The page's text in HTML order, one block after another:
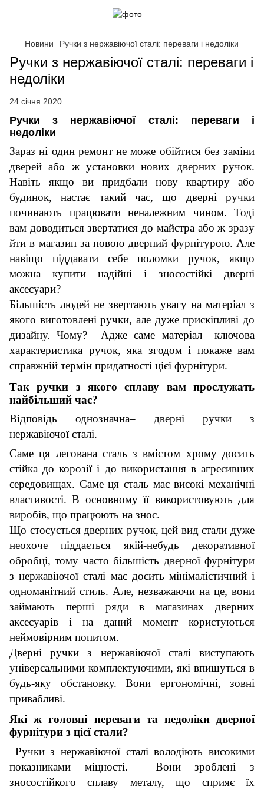
Новини Ручки з нержавіючої сталі: переваги і недоліки
Ручки з нержавіючої сталі: переваги і
недоліки
24 січня 2020
Ручки з нержавіючої сталі: переваги і
недоліки
Зараз ні один ремонт не може обійтися без заміни
дверей або ж установки нових дверних ручок.
Навіть якщо ви придбали нову квартиру або
будинок, настає такий час, що дверні ручки
починають працювати неналежним чином. Тоді
вам доводиться звертатися до майстра або ж зразу
йти в магазин за новою дверний фурнітурою. Але
навіщо піддавати себе поломки ручок, якщо
можна купити надійні і зносостійкі дверні
аксесуари?
Більшість людей не звертають увагу на матеріал з
якого виготовлені ручки, але дуже прискіпливі до
дизайну. Чому? Адже саме матеріал– ключова
характеристика ручок, яка згодом і покаже вам
справжній термін придатності цієї фурнітури.
Так ручки з якого сплаву вам прослужать
найбільший час?
Відповідь однозначна– дверні ручки з
нержавіючої сталі.
Саме ця легована сталь з вмістом хрому досить
стійка до корозії і до використання в агресивних
середовищах. Саме ця сталь має високі механічні
властивості. В основному її використовують для
виробів, що працюють на знос.
Що стосується дверних ручок, цей вид стали дуже
неохоче піддається якій-небудь декоративної
обробці, тому часто більшість дверної фурнітури
з нержавіючої сталі має досить мінімалістичний і
одноманітний стиль. Але, незважаючи на це, вони
займають перші ряди в магазинах дверних
аксесуарів і на даний момент користуються
неймовірним попитом.
Дверні ручки з нержавіючої сталі виступають
універсальними комплектуючими, які впишуться в
будь-яку обстановку. Вони ергономічні, зовні
привабливі.
Які ж головні переваги та недоліки дверної
фурнітури з цієї стали?
Ручки з нержавіючої сталі володіють високими
показниками міцності. Вони зроблені з
зносостійкого сплаву металу, що сприяє їх